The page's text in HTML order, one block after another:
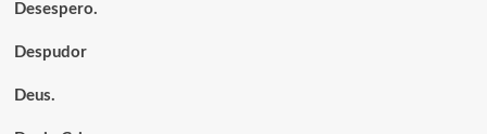
Desespero.
Despudor
Deus.